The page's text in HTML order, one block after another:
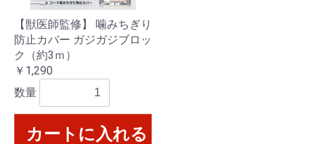
【獣医師監修】 噛みちぎり
防止カバー ガジガジブロッ
ク（約3ｍ）
￥1,290
数量
カートに入れる